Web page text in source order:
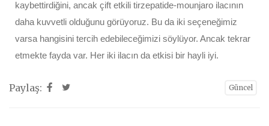
kaybettirdiğini, ancak çift etkili tirzepatide-mounjaro ilacının
daha kuvvetli olduğunu görüyoruz. Bu da iki seçeneğimiz
varsa hangisini tercih edebileceğimizi söylüyor. Ancak tekrar
etmekte fayda var. Her iki ilacın da etkisi bir hayli iyi.
Paylaş: Güncel